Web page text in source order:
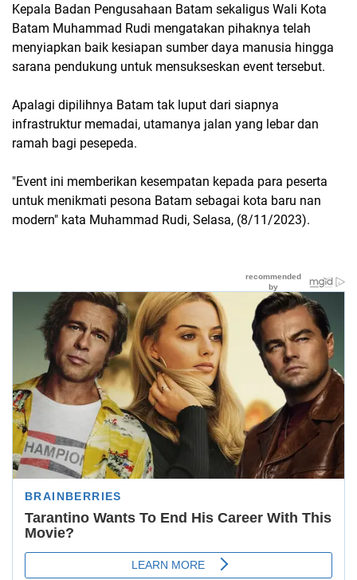
Kepala Badan Pengusahaan Batam sekaligus Wali Kota
Batam Muhammad Rudi mengatakan pihaknya telah
menyiapkan baik kesiapan sumber daya manusia hingga
sarana pendukung untuk mensukseskan event tersebut.
Apalagi dipilihnya Batam tak luput dari siapnya
infrastruktur memadai, utamanya jalan yang lebar dan
ramah bagi pesepeda.
"Event ini memberikan kesempatan kepada para peserta
untuk menikmati pesona Batam sebagai kota baru nan
modern" kata Muhammad Rudi, Selasa, (8/11/2023).